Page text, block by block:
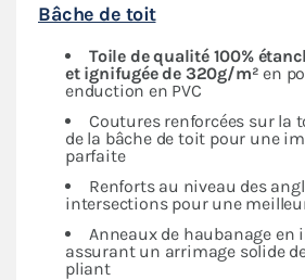
Bâche de toit
Toile de qualité 100%
et ignifugée de 320g/m² en
enduction en PVC
Coutures renforcées sur la
de la bâche de toit pour une
parfaite
Renforts au niveau des
intersections pour une
Anneaux de haubanage en
assurant un arrimage solide
pliant